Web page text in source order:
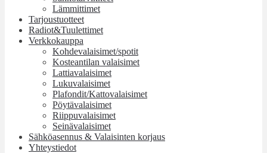
Lämmittimet
Tarjoustuotteet
Radiot&Tuulettimet
Verkkokauppa
Kohdevalaisimet/spotit
Kosteantilan valaisimet
Lattiavalaisimet
Lukuvalaisimet
Plafondit/Kattovalaisimet
Pöytävalaisimet
Riippuvalaisimet
Seinävalaisimet
Sähköasennus & Valaisinten korjaus
Yhteystiedot